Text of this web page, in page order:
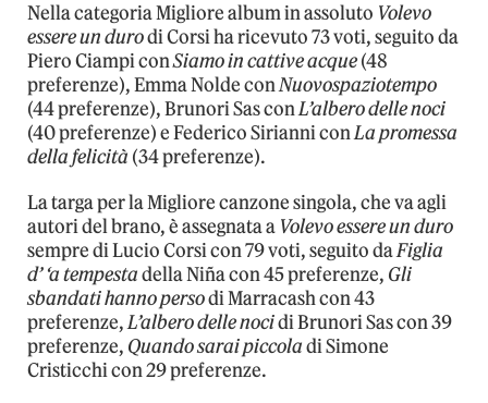
Nella categoria Migliore album in assoluto Volevo
essere un durodi Corsi ha ricevuto 73 voti, seguito da
Piero Ciampi conSiamo in cattive acque(48
preferenze), Emma Nolde conNuovospaziotempo
(44 preferenze), Brunori Sas conL’albero delle noci
(40 preferenze) e Federico Sirianni conLa promessa
della felicità (34 preferenze).
La targa per la Migliore canzone singola, che va agli
autori del brano, è assegnata a Volevo essere un duro
sempre di Lucio Corsi con 79 voti, seguito daFiglia
d’ ‘a tempestadella Niña con 45 preferenze, Gli
sbandati hanno persodi Marracash con 43
preferenze,L’albero delle nocidi Brunori Sas con 39
preferenze, Quando sarai piccoladi Simone
Cristicchi con 29 preferenze.